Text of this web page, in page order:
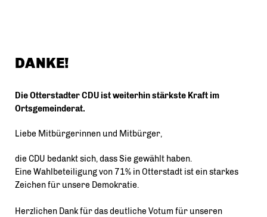
DANKE!
Die Otterstadter CDU ist weiterhin stärkste Kraft im
Ortsgemeinderat.
Liebe Mitbürgerinnen und Mitbürger,
die CDU bedankt sich, dass Sie gewählt haben.
Eine Wahlbeteiligung von 71% in Otterstadt ist ein starkes
Zeichen für unsere Demokratie.
Herzlichen Dank für das deutliche Votum für unseren